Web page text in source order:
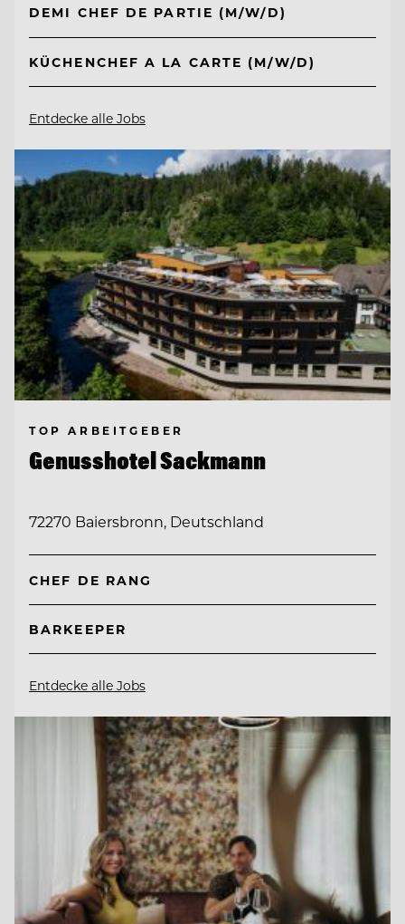
DEMI CHEF DE PARTIE (M/W/D)
KÜCHENCHEF A LA CARTE (M/W/D)
Entdecke alle Jobs
TOP ARBEITGEBER
Genusshotel Sackmann
72270 Baiersbronn, Deutschland
CHEF DE RANG
BARKEEPER
Entdecke alle Jobs